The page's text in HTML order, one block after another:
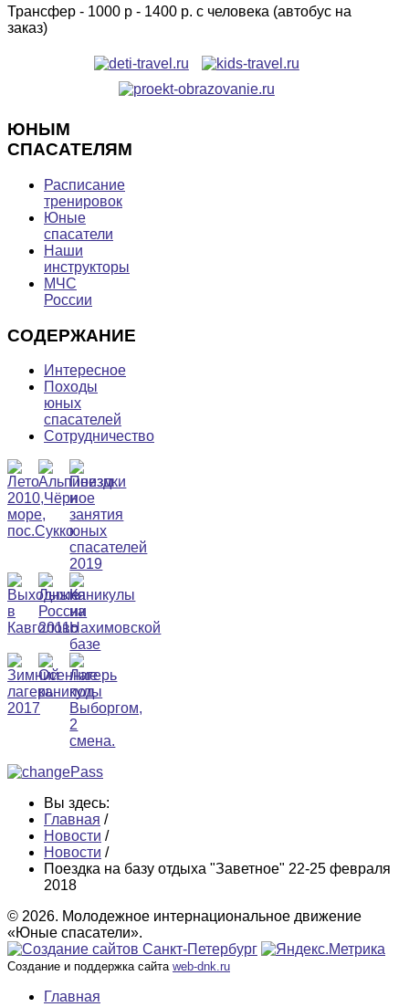
Трансфер - 1000 р - 1400 р. с человека (автобус на
заказ)
ЮНЫМ
СПАСАТЕЛЯМ
Расписание
тренировок
Юные
спасатели
Наши
инструкторы
МЧС
России
СОДЕРЖАНИЕ
Интересное
Походы
юных
спасателей
Сотрудничество
Вы здесь:
Главная /
Новости /
Новости /
Поездка на базу отдыха "Заветное" 22-25 февраля
2018
© 2026. Молодежное интернациональное движение
«Юные спасатели».
Создание и поддержка сайта web-dnk.ru
Главная